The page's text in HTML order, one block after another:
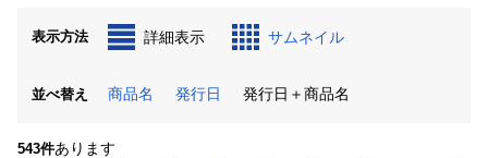
表示方法 詳細表示 サムネイル
並べ替え 商品名 発行日 発行日＋商品名
543件あります